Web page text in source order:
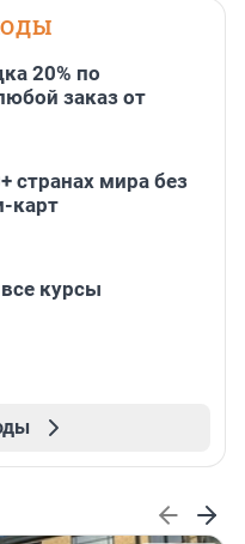
20% по
заказ от
странах мира без
карт
курсы